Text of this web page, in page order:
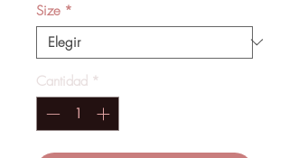
Size *
Cantidad *